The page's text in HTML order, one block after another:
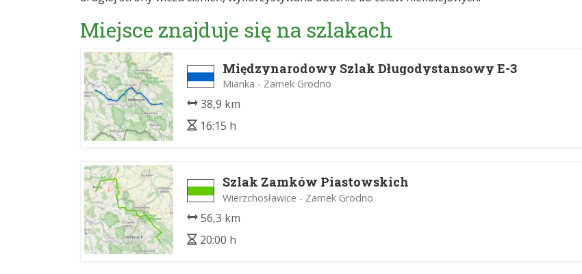
Miejsce znajduje się na szlakach
Międzynarodowy Szlak Długodystansowy E-3
Mianka - Zamek Grodno
38,9 km
16:15 h
Szlak Zamków Piastowskich
Wierzchosławice - Zamek Grodno
56,3 km
20:00 h